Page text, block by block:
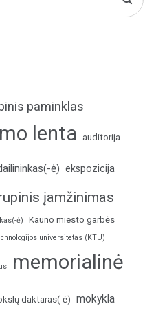
paminklas
lenta auditorija
ė) ekspozicija
įamžinimas
ė)
Kauno miesto garbės
universitetas (KTU)
memorialinė
daktaras(-ė) mokykla